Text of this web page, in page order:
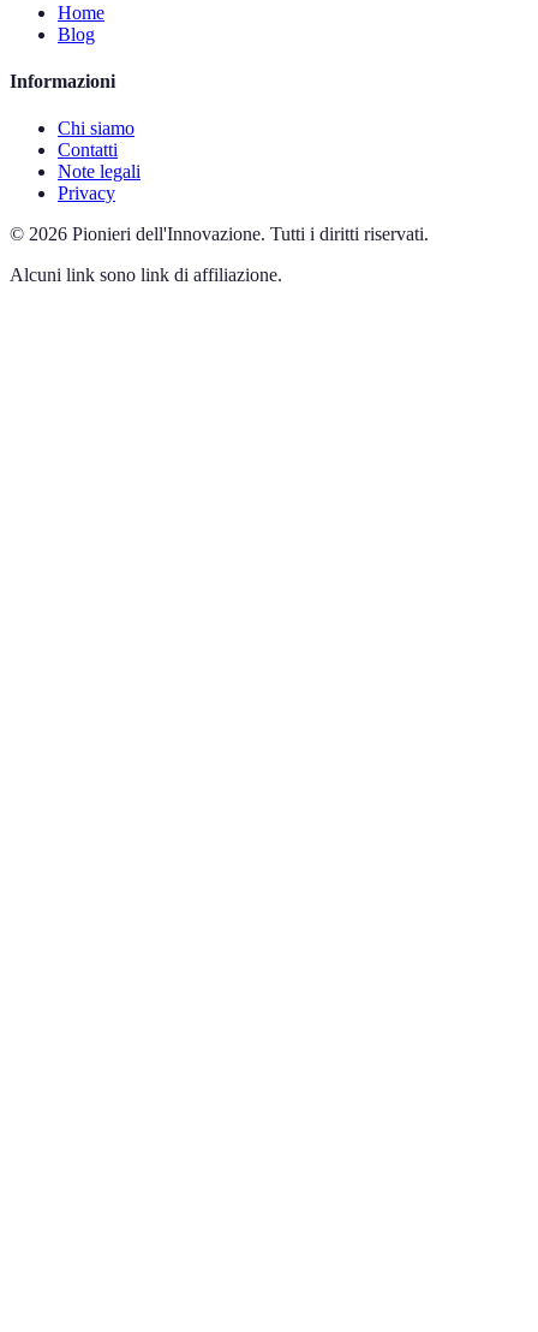
Home
Blog
Informazioni
Chi siamo
Contatti
Note legali
Privacy
© 2026 Pionieri dell'Innovazione. Tutti i diritti riservati.
Alcuni link sono link di affiliazione.